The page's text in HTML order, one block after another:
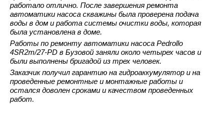
работало отлично. После завершения ремонта
автоматики насоса скважины была проверена подача
воды в дом и работа системы очистки воды, которая
была установлена в доме.
Работы по ремонту автоматики насоса Pedrollo
4SR2m/27-PD в Бузовой заняли около четырех часов и
были выполнены бригадой из трех человек.
Заказчик получил гарантию на гидроаккумулятор и на
проведенные ремонтные и монтажные работы и
остался доволен сроками и качеством проведенных
работ.